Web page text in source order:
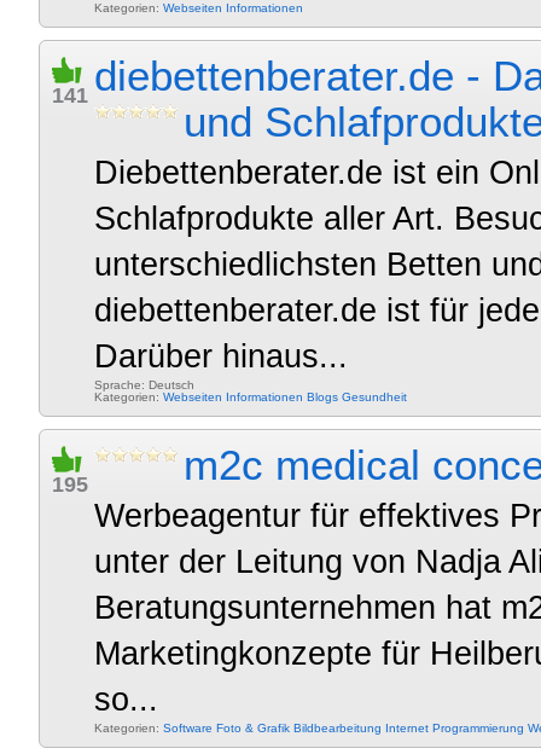
Kategorien: Webseiten Informationen
141 diebettenberater.de -
und
Diebettenberater.de ist ein
Schlafprodukte aller Art.
unterschiedlichsten Betten
diebettenberater.de ist für
Darüber hinaus...
Sprache: Deutsch
Kategorien: Webseiten Informationen Blogs Gesundheit
195 m2c medical
Werbeagentur für effektives
unter der Leitung von Nadja
Beratungsunternehmen hat
Marketingkonzepte für
so...
Kategorien: Software Foto & Grafik Bildbearbeitung Internet Programmierung